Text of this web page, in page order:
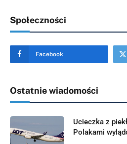
Społeczności
Facebook
Ostatnie wiadomości
Ucieczka z
Polakami